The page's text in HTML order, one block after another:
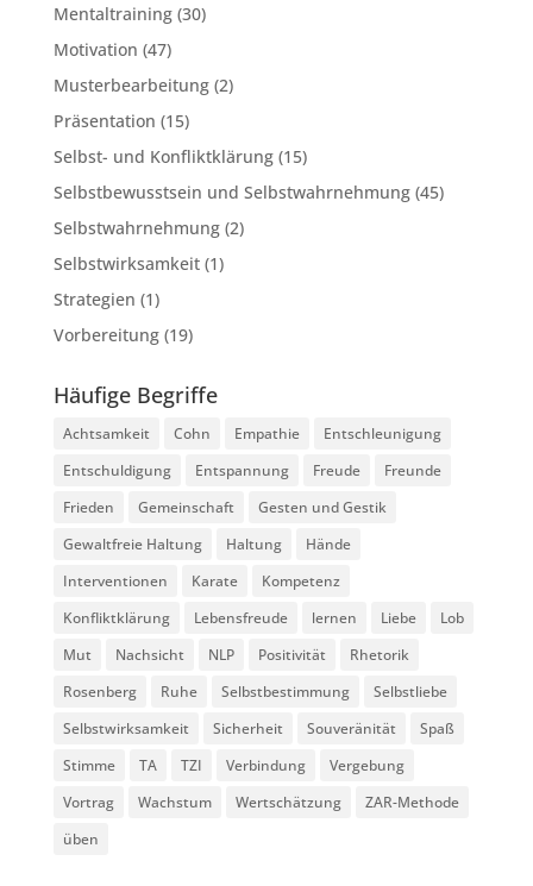
Mentaltraining(30)
Motivation (47)
Musterbearbeitung(2)
Präsentation (15)
Selbst- und Konfliktklärung(15)
Selbstbewusstsein und Selbstwahrnehmung(45)
Selbstwahrnehmung(2)
Selbstwirksamkeit(1)
Strategien (1)
Vorbereitung(19)
Häufige Begriffe
Achtsamkeit Cohn Empathie
Entschleunigung
Entschuldigung
Entspannung Freude
Freunde
Frieden
Gemeinschaft
Gesten und Gestik
Gewaltfreie Haltung
Haltung
Hände
Interventionen
Karate
Kompetenz
Konfliktklärung
Lebensfreude lernen Liebe
Lob
Mut
Nachsicht NLP Positivität
Rhetorik
Rosenberg
Ruhe Selbstbestimmung
Selbstliebe
Selbstwirksamkeit
Sicherheit Souveränität
Spaß
Stimme
TA TZI Verbindung
Vergebung
Vortrag
Wachstum Wertschätzung
ZAR-Methode
üben